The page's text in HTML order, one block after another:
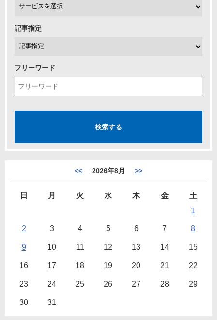
記事指定
フリーワード
<< 2026年8月 >>
日 月 火 水 木 金
土
1
2 3 4 5 6 7 8
9 10 11 12 13 14 15
16 17 18 19 20 21 22
23 24 25 26 27 28 29
30 31